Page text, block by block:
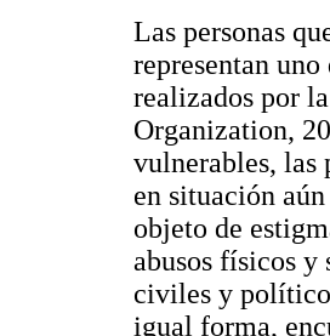
Las personas
representan
realizados por
Organization,
vulnerables, las
en situación
objeto de
abusos físicos y
civiles y
igual forma,